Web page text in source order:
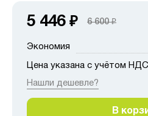
5 446 ₽ 6 600₽
Экономия
Цена указана с учётом
Нашли дешевле?
В